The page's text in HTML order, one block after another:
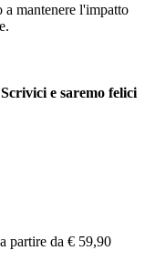
mantenere l'impatto
e saremo felici
a partire da € 59,90